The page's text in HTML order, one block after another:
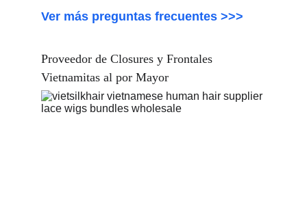
Ver más preguntas frecuentes >>>
Proveedor de Closures y Frontales
Vietnamitas al por Mayor